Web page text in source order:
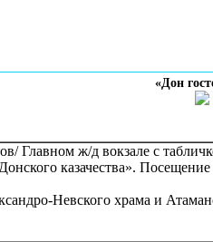
«Дон
Главном ж/д вокзале с
казачества». Посещение
Невского храма и